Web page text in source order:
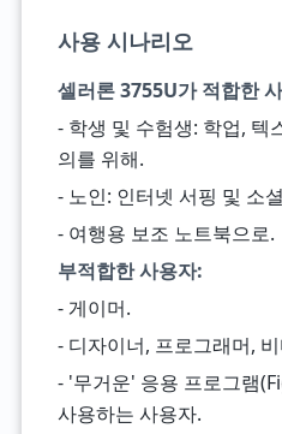
사용 시나리오
셀러론 3755U가 적합한
- 학생 및 수험생: 학업, 텍
의를 위해.
- 노인: 인터넷 서핑 및 소
- 여행용 보조 노트북으로.
부적합한 사용자:
- 게이머.
- 디자이너, 프로그래머,
- '무거운' 응용 프로그램
사용하는 사용자.